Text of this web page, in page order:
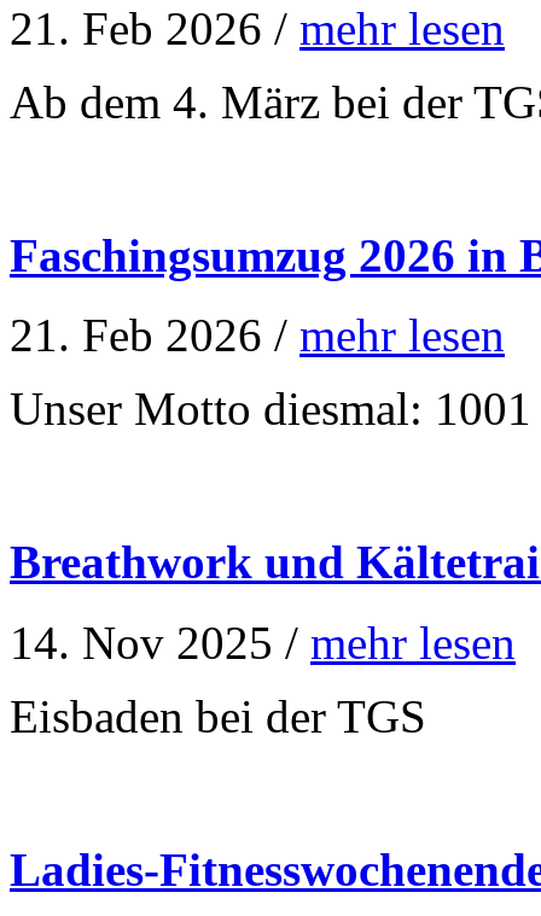
21. Feb 2026 / mehr lesen
Ab dem 4. März bei der
Faschingsumzug 2026 in
21. Feb 2026 / mehr lesen
Unser Motto diesmal:
Breathwork und
14. Nov 2025 / mehr lesen
Eisbaden bei der TGS
Ladies-